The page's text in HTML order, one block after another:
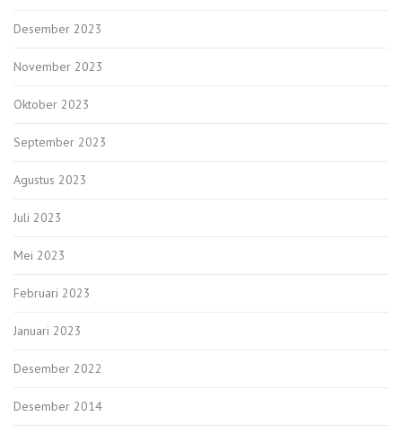
Desember 2023
November 2023
Oktober 2023
September 2023
Agustus 2023
Juli 2023
Mei 2023
Februari 2023
Januari 2023
Desember 2022
Desember 2014